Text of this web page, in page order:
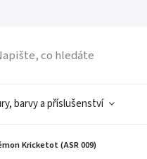
barvy a příslušenství
Kricketot (ASR 009)